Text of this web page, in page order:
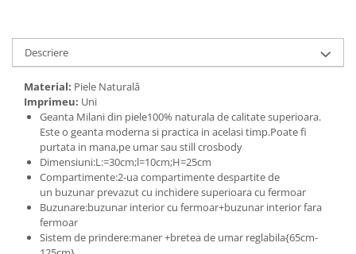
Descriere
Material: Piele Naturală
Imprimeu: Uni
Geanta Milani din piele100% naturala de calitate superioara.
Este o geanta moderna si practica in acelasi timp.Poate fi
purtata in mana,pe umar sau still crosbody
Dimensiuni:L:=30cm;l=10cm;H=25cm
Compartimente:2-ua compartimente despartite de
un buzunar prevazut cu inchidere superioara cu fermoar
Buzunare:buzunar interior cu fermoar+buzunar interior fara
fermoar
Sistem de prindere:maner +bretea de umar reglabila{65cm-